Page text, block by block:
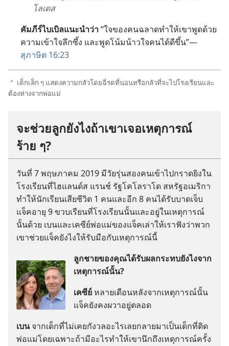
โลเดส
คัมภีร์​ไบเบิล​แนะ​นำ​ว่า“ใจ​ของ​คน​ฉลาด​ทำ​ให้​เขา​พูด​ด้วย​
ความ​เข้าใจ​ลึกซึ้ง และ​พูด​โน้ม​น้าว​ใจ​คน​ได้​ดี​ขึ้น”—
สุภาษิต 16:23
a เด็ก​เล็ก ๆ แสดง​ความ​กลัว​โดย​ฉี่​รด​ที่​นอน​หรือ​กลัว​ที่​จะ​ไป​โรง​เรียน​และ​
ต้อง​ห่าง​จาก​พ่อ​แม่
จะ​ช่วย​ลูก​ยัง​ไง​ถ้า​เขา​เจอ​เหตุ​การณ์​
ร้าย ๆ?
วัน​ที่ 7 พฤษภาคม 2019 มี​วัยรุ่น​สอง​คน​เข้า​ไป​กราด​ยิง​ใน​
โรง​เรียน​ที่​ไฮ​แลนด์​ส แรน​ช์ รัฐ​โคโลราโด สหรัฐ​อเมริกา
ทำ​ให้​นัก​เรียน​เสีย​ชีวิต 1 คน​และ​อีก 8 คน​ได้​รับ​บาดเจ็บ
แจ็คอายุ 9 ขวบ​เรียน​ที่​โรง​เรียน​นั้น​และ​อยู่​ใน​เหตุ​การณ์​
นั้น​ด้วย เบน​และ​เคซีย์​พ่อ​แม่​ของ​แจ็ค​เล่า​ให้​เรา​ฟัง​ว่า​พวก​
เขา​ช่วย​แจ็ค​ยัง​ไง​ให้​รับมือ​กับ​เหตุ​การณ์​นี้
ลูก​ชาย​ของ​คุณ​ได้​รับ​ผล​กระทบ​ยัง​ไง​จาก​
เหตุ​การณ์​นั้น?
เคซีย์หลาย​เดือน​หลัง​จาก​เหตุ​การณ์​นั้น​
แจ็ค​ยัง​คง​ผวา​อยู่​ตลอด
เบนจาก​เด็ก​ที่​ไม่​เคย​กังวล​อะไร​เลย​กลาย​มา​เป็น​เด็ก​ที่​ติด​
พ่อ​แม่​โดย​เฉพาะ​ถ้า​มี​อะไร​ทำ​ให้​เขา​นึก​ถึง​เหตุ​การณ์​ครั้ง​